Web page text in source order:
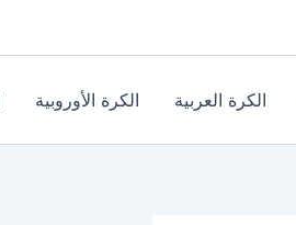
الكرة العربية الكرة الأوروبية